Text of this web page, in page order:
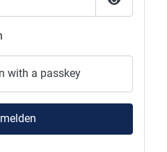
Show
with a passkey